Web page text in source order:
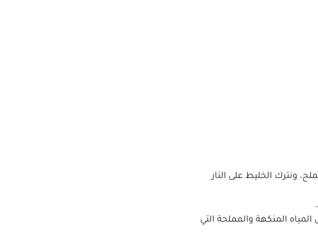
ونترك الخليط على النار
المنكهة والمملحة التي